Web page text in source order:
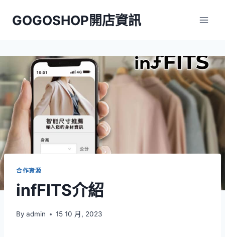
GOGOSHOP開店資訊
合作資源
infFITS介紹
By admin 15 10 月, 2023